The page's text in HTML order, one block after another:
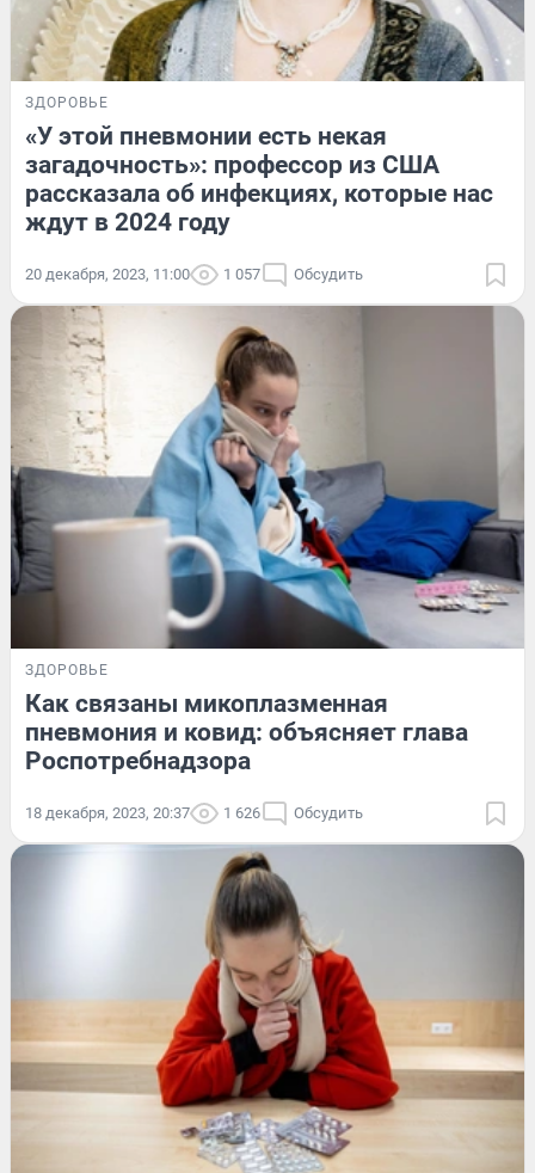
ЗДОРОВЬЕ
«У этой пневмонии есть некая
загадочность»: профессор из США
рассказала об инфекциях, которые нас
ждут в 2024 году
20 декабря, 2023, 11:00 1 057 Обсудить
ЗДОРОВЬЕ
Как связаны микоплазменная
пневмония и ковид: объясняет глава
Роспотребнадзора
18 декабря, 2023, 20:37 1 626 Обсудить